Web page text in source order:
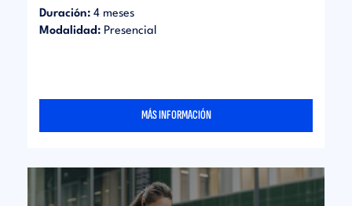
Duración: 4 meses
Modalidad: Presencial
MÁS INFORMACIÓN